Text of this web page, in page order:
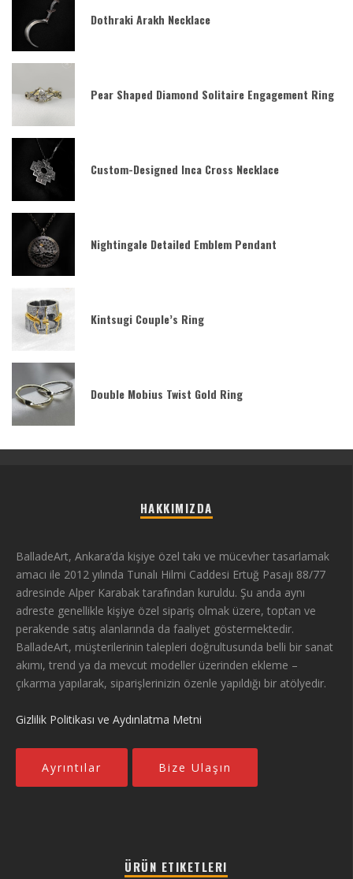
Dothraki Arakh Necklace
Pear Shaped Diamond Solitaire Engagement Ring
Custom-Designed Inca Cross Necklace
Nightingale Detailed Emblem Pendant
Kintsugi Couple’s Ring
Double Mobius Twist Gold Ring
HAKKIMIZDA
BalladeArt, Ankara’da kişiye özel takı ve mücevher tasarlamak
amacı ile 2012 yılında Tunalı Hilmi Caddesi Ertuğ Pasajı 88/77
adresinde Alper Karabak tarafından kuruldu. Şu anda aynı
adreste genellikle kişiye özel sipariş olmak üzere, toptan ve
perakende satış alanlarında da faaliyet göstermektedir.
BalladeArt, müşterilerinin talepleri doğrultusunda belli bir sanat
akımı, trend ya da mevcut modeller üzerinden ekleme –
çıkarma yapılarak, siparişlerinizin özenle yapıldığı bir atölyedir.
Gizlilik Politikası ve Aydınlatma Metni
Ayrıntılar Bize Ulaşın
ÜRÜN ETIKETLERI